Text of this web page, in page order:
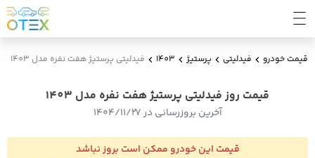
قیمت خودرو فیدلیتی پرستیژ 1403 فیدلیتی پرستیژ هفت نفره مدل 1403
قیمت روز فیدلیتی پرستیژ هفت نفره مدل 1403
آخرین بروزرسانی در ۱۴۰۴/۱۱/۲۷
قیمت این خودرو ممکن است بروز نباشد